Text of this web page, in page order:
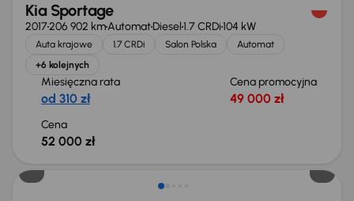
Kia Sportage
2017206 902 kmAutomatDiesel1.7 CRDi104 kW
Auta krajowe 1.7 CRDi Salon Polska
Automat
+6 kolejnych
Miesięczna rata
od 310 zł
Cena promocyjna
49 000 zł
Cena
52 000 zł
Taniej o 1 000 zł